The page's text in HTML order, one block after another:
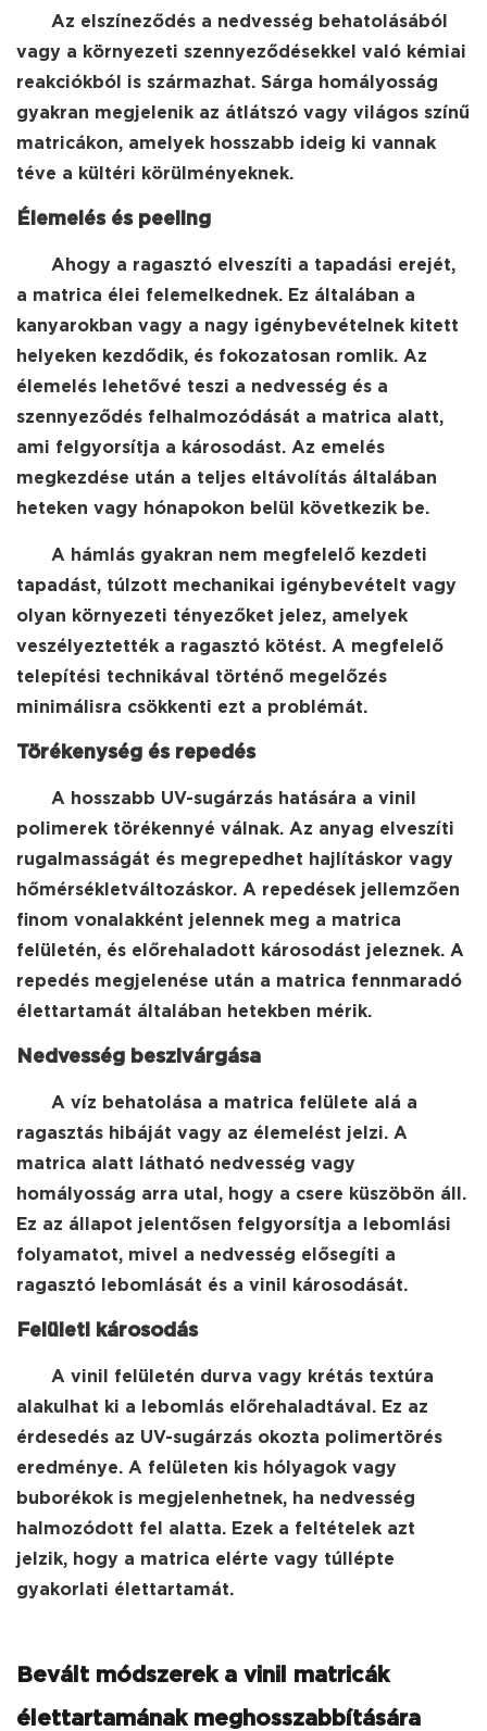
Az elszíneződés a nedvesség behatolásából
vagy a környezeti szennyeződésekkel való kémiai
reakciókból is származhat. Sárga homályosság
gyakran megjelenik az átlátszó vagy világos színű
matricákon, amelyek hosszabb ideig ki vannak
téve a kültéri körülményeknek.
Élemelés és peeling
Ahogy a ragasztó elveszíti a tapadási erejét,
a matrica élei felemelkednek. Ez általában a
kanyarokban vagy a nagy igénybevételnek kitett
helyeken kezdődik, és fokozatosan romlik. Az
élemelés lehetővé teszi a nedvesség és a
szennyeződés felhalmozódását a matrica alatt,
ami felgyorsítja a károsodást. Az emelés
megkezdése után a teljes eltávolítás általában
heteken vagy hónapokon belül következik be.
A hámlás gyakran nem megfelelő kezdeti
tapadást, túlzott mechanikai igénybevételt vagy
olyan környezeti tényezőket jelez, amelyek
veszélyeztették a ragasztó kötést. A megfelelő
telepítési technikával történő megelőzés
minimálisra csökkenti ezt a problémát.
Törékenység és repedés
A hosszabb UV-sugárzás hatására a vinil
polimerek törékennyé válnak. Az anyag elveszíti
rugalmasságát és megrepedhet hajlításkor vagy
hőmérsékletváltozáskor. A repedések jellemzően
finom vonalakként jelennek meg a matrica
felületén, és előrehaladott károsodást jeleznek. A
repedés megjelenése után a matrica fennmaradó
élettartamát általában hetekben mérik.
Nedvesség beszivárgása
A víz behatolása a matrica felülete alá a
ragasztás hibáját vagy az élemelést jelzi. A
matrica alatt látható nedvesség vagy
homályosság arra utal, hogy a csere küszöbön áll.
Ez az állapot jelentősen felgyorsítja a lebomlási
folyamatot, mivel a nedvesség elősegíti a
ragasztó lebomlását és a vinil károsodását.
Felületi károsodás
A vinil felületén durva vagy krétás textúra
alakulhat ki a lebomlás előrehaladtával. Ez az
érdesedés az UV-sugárzás okozta polimertörés
eredménye. A felületen kis hólyagok vagy
buborékok is megjelenhetnek, ha nedvesség
halmozódott fel alatta. Ezek a feltételek azt
jelzik, hogy a matrica elérte vagy túllépte
gyakorlati élettartamát.
Bevált módszerek a vinil matricák
élettartamának meghosszabbítására